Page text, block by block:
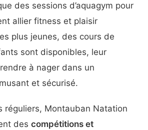
des sessions d’aquagym pour
allier fitness et plaisir
plus jeunes, des cours de
sont disponibles, leur
à nager dans un
et sécurisé.
réguliers, Montauban Natation
des compétitions et